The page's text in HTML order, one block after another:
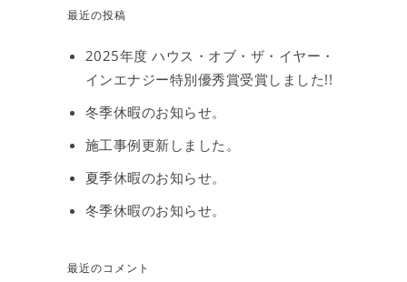
最近の投稿
2025年度 ハウス・オブ・ザ・イヤー・
インエナジー特別優秀賞受賞しました!!
冬季休暇のお知らせ。
施工事例更新しました。
夏季休暇のお知らせ。
冬季休暇のお知らせ。
最近のコメント